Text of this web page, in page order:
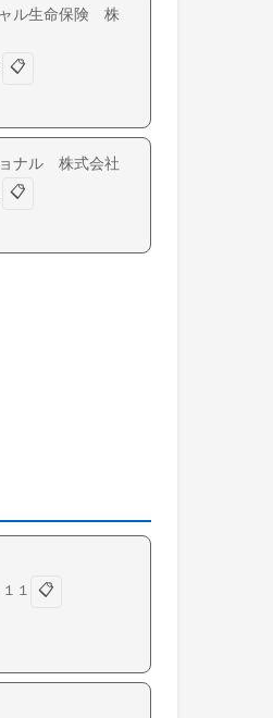
ル生命保険 株
📋
ナル 株式会社
📋
１
📋